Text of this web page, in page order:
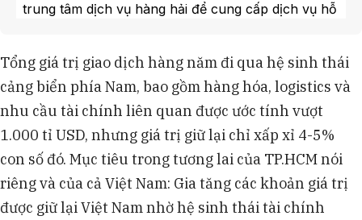
trung tâm dịch vụ hàng hải để cung cấp dịch vụ hỗ
Ông Trường Bùi cho rằng cảng Cần Giờ nếu trở
thành cảng trung chuyển sẽ giúp Việt Nam có vị
thế lớn hơn, đòi hỏi khu thương mại tự do và dịch
vụ tài chính hàng hải phát triển mạnh mẽ hơn.
Để gia nhập thị trường, ông Trường Bùi khuyến
nghị Việt Nam nên bắt đầu từ các dịch vụ trực tiếp
như tiếp nhiên liệu, cho thuê tàu, bảo hiểm hàng
hải, trước khi phát triển các sản phẩm tài chính
Tổng giá trị giao dịch hàng năm đi qua hệ sinh thái
cảng biển phía Nam, bao gồm hàng hóa, logistics và
nhu cầu tài chính liên quan được ước tính vượt
1.000 tỉ USD, nhưng giá trị giữ lại chỉ xấp xỉ 4-5%
con số đó. Mục tiêu trong tương lai của TP.HCM nói
riêng và của cả Việt Nam: Gia tăng các khoản giá trị
được giữ lại Việt Nam nhờ hệ sinh thái tài chính